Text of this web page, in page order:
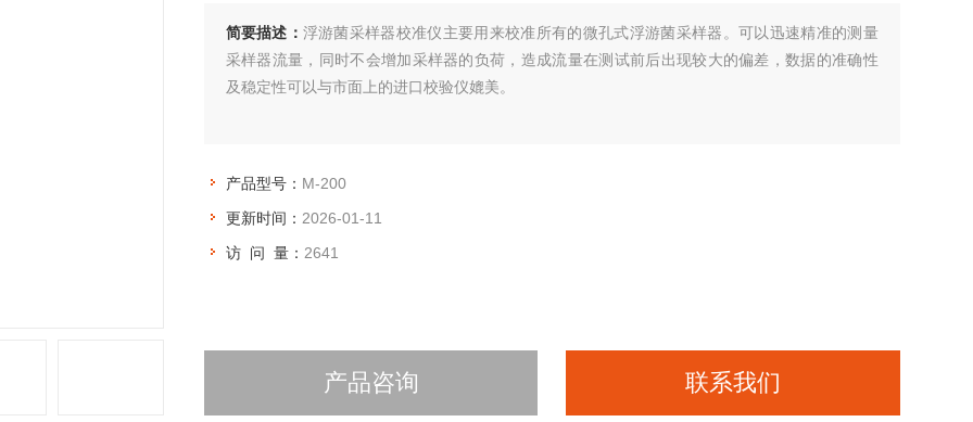
简要描述： 浮游菌采样器校准仪主要用来校准所有的微孔式浮游菌采样器。可以迅速精准的测量
采样器流量，同时不会增加采样器的负荷，造成流量在测试前后出现较大的偏差，数据的准确性
及稳定性可以与市面上的进口校验仪媲美。
产品型号： M-200
更新时间： 2026-01-11
访 问 量： 2641
产品咨询 联系我们